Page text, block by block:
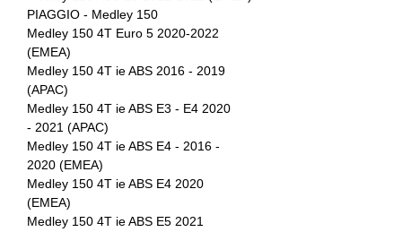
PIAGGIO - Medley 150
Medley 150 4T Euro 5 2020-2022
(EMEA)
Medley 150 4T ie ABS 2016 - 2019
(APAC)
Medley 150 4T ie ABS E3 - E4 2020
- 2021 (APAC)
Medley 150 4T ie ABS E4 - 2016 -
2020 (EMEA)
Medley 150 4T ie ABS E4 2020
(EMEA)
Medley 150 4T ie ABS E5 2021